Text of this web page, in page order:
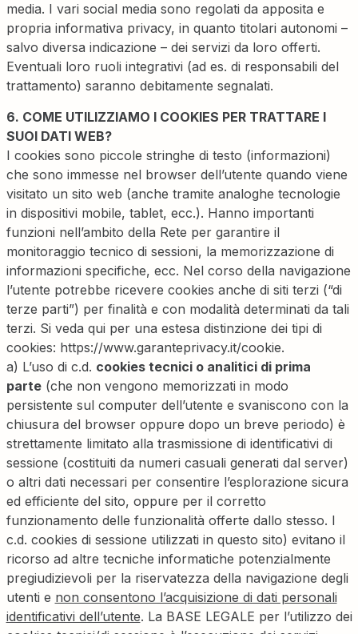
media. I vari social media sono regolati da apposita e
propria informativa privacy, in quanto titolari autonomi –
salvo diversa indicazione – dei servizi da loro offerti.
Eventuali loro ruoli integrativi (ad es. di responsabili del
trattamento) saranno debitamente segnalati.
6. COME UTILIZZIAMO I COOKIES PER TRATTARE I
SUOI DATI WEB?
I cookies sono piccole stringhe di testo (informazioni)
che sono immesse nel browser dell’utente quando viene
visitato un sito web (anche tramite analoghe tecnologie
in dispositivi mobile, tablet, ecc.). Hanno importanti
funzioni nell’ambito della Rete per garantire il
monitoraggio tecnico di sessioni, la memorizzazione di
informazioni specifiche, ecc. Nel corso della navigazione
l’utente potrebbe ricevere cookies anche di siti terzi (“di
terze parti”) per finalità e con modalità determinati da tali
terzi. Si veda qui per una estesa distinzione dei tipi di
cookies: https://www.garanteprivacy.it/cookie.
a) L’uso di c.d. cookies tecnici o analitici di prima
parte(che non vengono memorizzati in modo
persistente sul computer dell’utente e svaniscono con la
chiusura del browser oppure dopo un breve periodo) è
strettamente limitato alla trasmissione di identificativi di
sessione (costituiti da numeri casuali generati dal server)
o altri dati necessari per consentire l’esplorazione sicura
ed efficiente del sito, oppure per il corretto
funzionamento delle funzionalità offerte dallo stesso. I
c.d. cookies di sessione utilizzati in questo sito) evitano il
ricorso ad altre tecniche informatiche potenzialmente
pregiudizievoli per la riservatezza della navigazione degli
utenti e non consentono l’acquisizione di dati personali
identificativi dell’utente. La BASE LEGALE per l’utilizzo dei